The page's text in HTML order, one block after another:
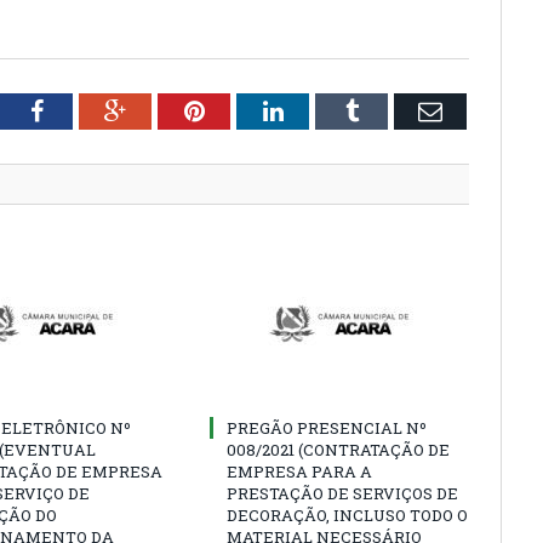
FacebookGoogle+PinterestLinkedInTumblr Email
Nº
DE EMPRESA
DE
DO
DA
PREGÃO PRESENCIAL Nº
008/2021 (CONTRATAÇÃO DE
EMPRESA PARA A
PRESTAÇÃO DE SERVIÇOS DE
DECORAÇÃO, INCLUSO TODO O
MATERIAL NECESSÁRIO